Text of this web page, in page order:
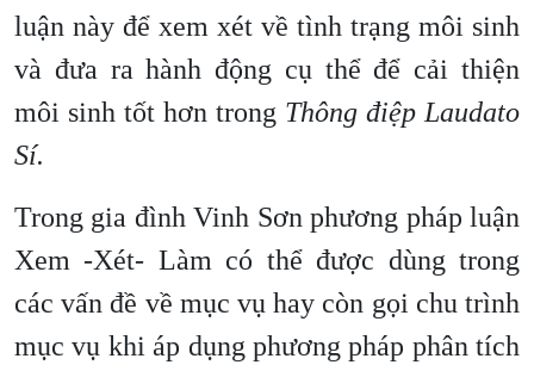
luận này để xem xét về tình trạng môi sinh
và đưa ra hành động cụ thể để cải thiện
môi sinh tốt hơn trong Thông điệp Laudato
Sí.
Trong gia đình Vinh Sơn phương pháp luận
Xem -Xét- Làm có thể được dùng trong
các vấn đề về mục vụ hay còn gọi chu trình
mục vụ khi áp dụng phương pháp phân tích